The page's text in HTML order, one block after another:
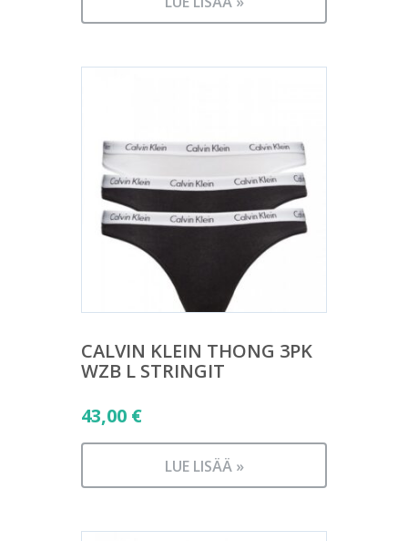
CALVIN KLEIN THONG 3PK
WZB L STRINGIT
43,00 €
LUE LISÄÄ »